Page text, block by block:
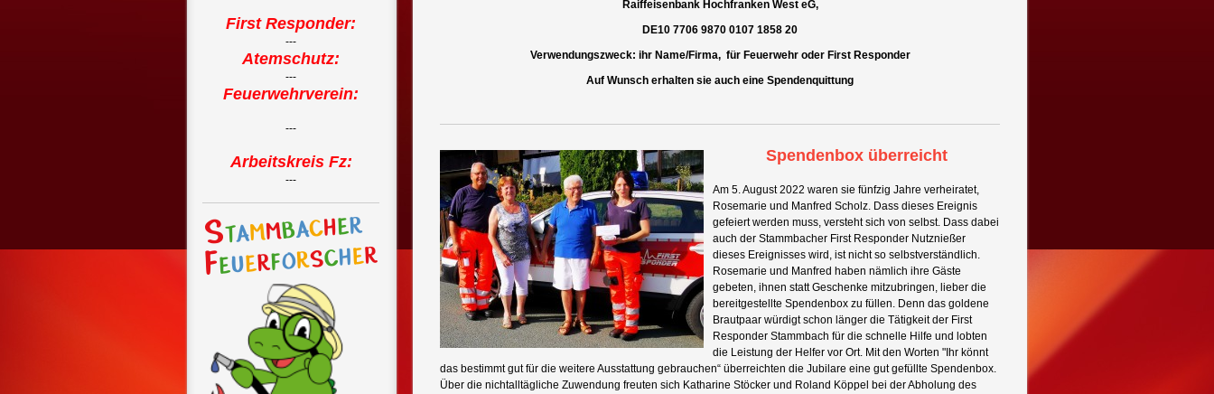
First Responder:
---
Atemschutz:
---
Feuerwehrverein:
---
Arbeitskreis Fz:
---
Raiffeisenbank Hochfranken West eG,
DE10 7706 9870 0107 1858 20
Verwendungszweck: ihr Name/Firma, für Feuerwehr oder First Responder
Auf Wunsch erhalten sie auch eine Spendenquittung
Spendenbox überreicht
Am 5. August 2022 waren sie fünfzig Jahre verheiratet,
Rosemarie und Manfred Scholz. Dass dieses Ereignis
gefeiert werden muss, versteht sich von selbst. Dass dabei
auch der Stammbacher First Responder Nutznießer
dieses Ereignisses wird, ist nicht so selbstverständlich.
Rosemarie und Manfred haben nämlich ihre Gäste
gebeten, ihnen statt Geschenke mitzubringen, lieber die
bereitgestellte Spendenbox zu füllen. Denn das goldene
Brautpaar würdigt schon länger die Tätigkeit der First
Responder Stammbach für die schnelle Hilfe und lobten
die Leistung der Helfer vor Ort. Mit den Worten "Ihr könnt
das bestimmt gut für die weitere Ausstattung gebrauchen“ überreichten die Jubilare eine gut gefüllte Spendenbox.
Über die nichtalltägliche Zuwendung freuten sich Katharine Stöcker und Roland Köppel bei der Abholung des